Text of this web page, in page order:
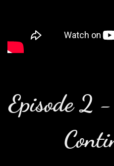
Episode 2 -